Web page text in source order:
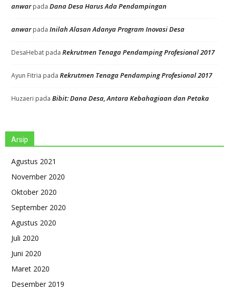
anwarpada Dana Desa Harus Ada Pendampingan
anwarpada Inilah Alasan Adanya Program Inovasi Desa
DesaHebat pada Rekrutmen Tenaga Pendamping Profesional 2017
Ayun Fitria pada Rekrutmen Tenaga Pendamping Profesional 2017
Huzaeri pada Bibit: Dana Desa, Antara Kebahagiaan dan Petaka
Arsip
Agustus 2021
November 2020
Oktober 2020
September 2020
Agustus 2020
Juli 2020
Juni 2020
Maret 2020
Desember 2019